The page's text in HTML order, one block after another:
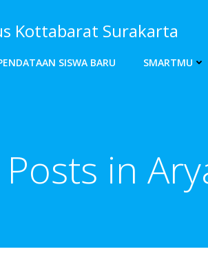
Kottabarat Surakarta
SISWA BARU SMARTMU
Posts in